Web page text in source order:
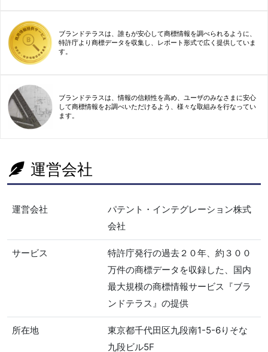
ブランドテラスは、誰もが安心して商標情報を調べられるように、
特許庁より商標データを収集し、レポート形式で広く提供していま
す。
ブランドテラスは、情報の信頼性を高め、ユーザのみなさまに安心
して商標情報をお調べいただけるよう、様々な取組みを行なってい
ます。
運営会社
運営会社
パテント・インテグレーション株式
会社
サービス
特許庁発行の過去２０年、約３００
万件の商標データを収録した、国内
最大規模の商標情報サービス『ブラ
ンドテラス』の提供
所在地
東京都千代田区九段南1-5-6りそな
九段ビル5F